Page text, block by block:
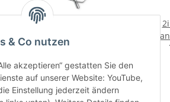
iGrill Pro Messfuehler
-
& Co nutzen
akzeptieren“ gestatten Sie den
auf unserer Website: YouTube,
Einstellung jederzeit ändern